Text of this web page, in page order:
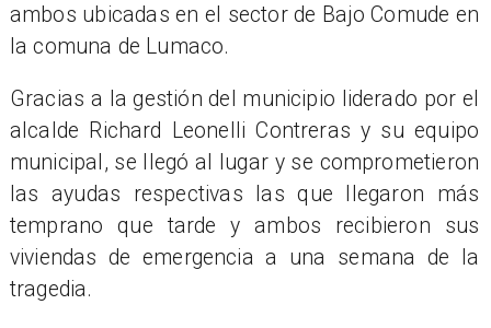
ambos ubicadas en el sector de Bajo Comude en
la comuna de Lumaco.
Gracias a la gestión del municipio liderado por el
alcalde Richard Leonelli Contreras y su equipo
municipal, se llegó al lugar y se comprometieron
las ayudas respectivas las que llegaron más
temprano que tarde y ambos recibieron sus
viviendas de emergencia a una semana de la
tragedia.